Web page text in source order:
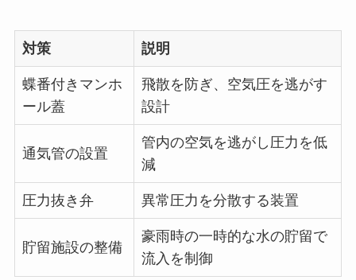
対策 説明
蝶番付きマンホ
ール蓋
飛散を防ぎ、空気圧を逃がす
設計
通気管の設置
管内の空気を逃がし圧力を低
減
圧力抜き弁 異常圧力を分散する装置
貯留施設の整備
豪雨時の一時的な水の貯留で
流入を制御